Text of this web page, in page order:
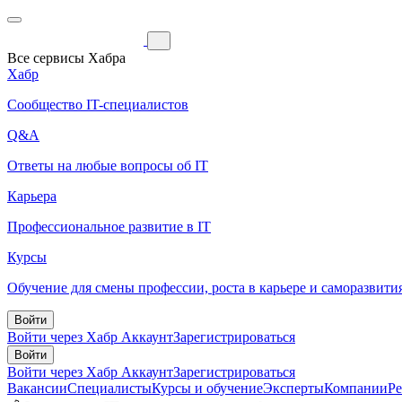
Все сервисы Хабра
Хабр
Сообщество IT-специалистов
Q&A
Ответы на любые вопросы об IT
Карьера
Профессиональное развитие в IT
Курсы
Обучение для смены профессии, роста в карьере и
Войти
Войти через Хабр АккаунтЗарегистрироваться
Войти
Войти через Хабр АккаунтЗарегистрироваться
ВакансииСпециалистыКурсы и обучениеЭкспертыКомпании